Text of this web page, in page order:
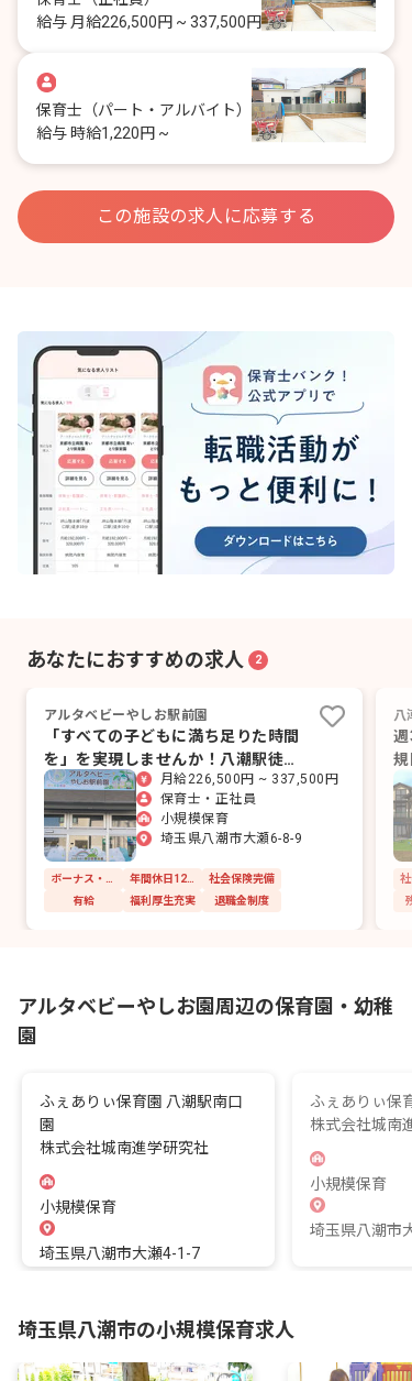
給与 月給226,500円 ~ 337,500円
保育士 （パート・アルバイト）
給与 時給1,220円 ~
この施設の求人に応募する
あなたにおすすめの求人 2
アルタベビーやしお駅前園
「すべての子どもに満ち足りた時間
を」を実現しませんか！八潮駅徒歩
2分！
月給226,500円 ~ 337,500円
保育士・正社員
小規模保育
埼玉県八潮市大瀬6-8-9
社会保険完備
有給
福利厚生充実 退職金制度
八
社
アルタベビーやしお園周辺の保育園・幼稚
園
ふぇありぃ保育園 八潮駅南口
園
株式会社城南進学研究社
小規模保育
埼玉県八潮市大瀬4-1-7
ふぇありぃ保
株式会社城南
小規模保育
埼玉県八潮市
埼玉県八潮市の小規模保育求人